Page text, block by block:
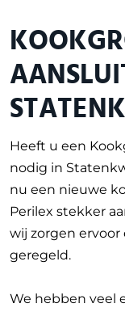
Heeft u een
nodig in
nu een nieuwe
Perilex stekker
wij zorgen
geregeld.
We hebben veel